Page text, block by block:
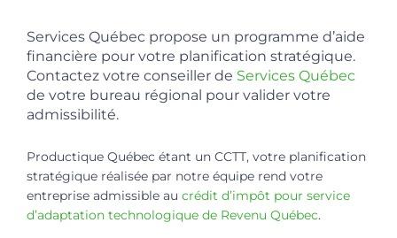
Services Québec propose un programme d’aide
financière pour votre planification stratégique.
Contactez votre conseiller de Services Québec
de votre bureau régional pour valider votre
admissibilité.
Productique Québec étant un CCTT, votre planification
stratégique réalisée par notre équipe rend votre
entreprise admissible au crédit d’impôt pour service
d’adaptation technologique de Revenu Québec.